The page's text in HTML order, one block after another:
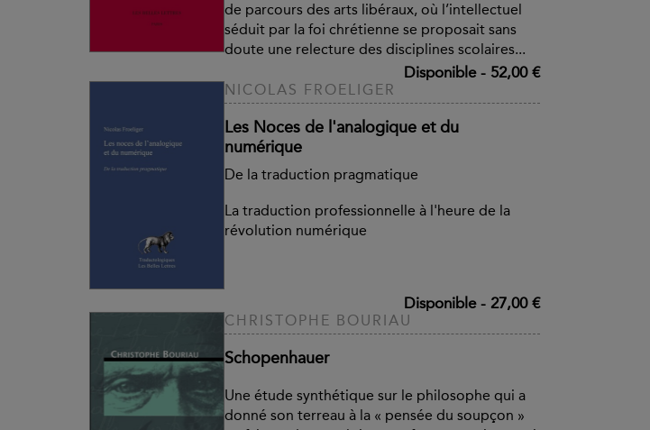
de parcours des arts libéraux, où l’intellectuel
séduit par la foi chrétienne se proposait sans
doute une relecture des disciplines scolaires...
Disponible- 52,00 €
NICOLAS FROELIGER
Les Noces de l'analogique et du
numérique
De la traduction pragmatique
La traduction professionnelle à l'heure de la
révolution numérique
Disponible- 27,00 €
CHRISTOPHE BOURIAU
Schopenhauer
Une étude synthétique sur le philosophe qui a
donné son terreau à la « pensée du soupçon »